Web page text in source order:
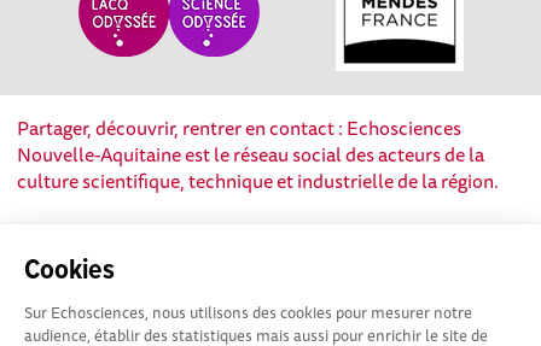
Cookies
Sur Echosciences, nous utilisons des cookies pour mesurer notre
audience, établir des statistiques mais aussi pour enrichir le site de
Partager, découvrir, rentrer en contact : Echosciences
Nouvelle-Aquitaine est le réseau social des acteurs de la
culture scientifique, technique et industrielle de la région.
|Ligne éditoriale